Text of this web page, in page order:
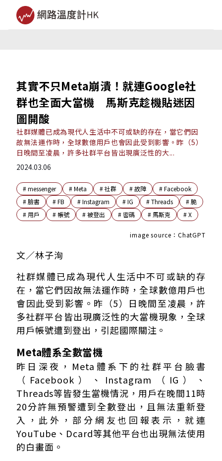
其實不只Meta崩潰！就連Google社
群也全面大當機 馬斯克趁機貼迷因
圖開酸
社群媒體已成為現代人生活中不可或缺的存在，當它們因
故無法運作時，全球數億用戶也會因此受到影響。昨（5）
日晚間至凌晨，許多社群平台皆出現廣泛性的大...
2024.03.06
#messenger #Meta #社群 #故障 #Facebook
#臉書 #FB #Instagram #IG #Threads #脆
# 用戶 # 帳號 #被登出 #密碼 # 馬斯克 #X
image source：ChatGPT
文／林子洵
社群媒體已成為現代人生活中不可或缺的存
在，當它們因故無法運作時，全球數億用戶也
會因此受到影響。昨（5）日晚間至凌晨，許
多社群平台皆出現廣泛性的大當機現象，全球
用戶帳號遭到登出，引起國際關注。
Meta體系全數當機
昨日深夜，Meta體系下的社群平台臉書
（Facebook）、Instagram（IG）、
Threads等皆發生當機情況，用戶在晚間11時
20分許無預警遭到全數登出，且無法重新登
入，此外，部分網友也回報表示，就連
YouTube、Dcard等其他平台也出現無法使用
的白畫面。